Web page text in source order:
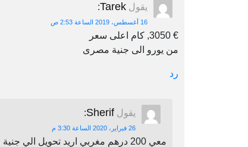
يقول Tarek
:
16 أغسطس، 2019 الساعة 2:53 ص
€ 3050, كام اعلى سعر
من يورو الى جنية مصرى
رد
يقول Sherif
:
26 فبراير، 2020 الساعة 3:30 م
معي 200 درهم مغربي اريد تحويل الي جنية مصري اين يمكنني أن احول